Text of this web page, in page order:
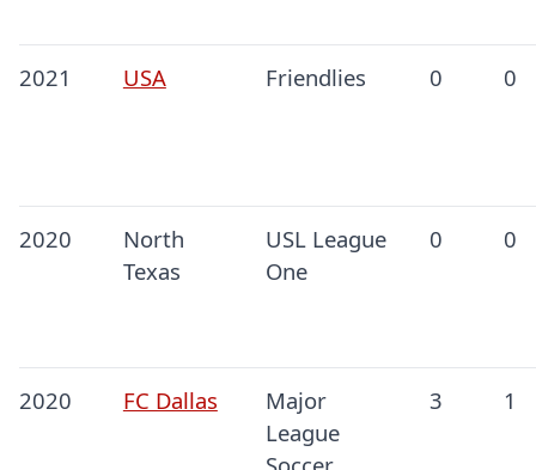
2021 USA Friendlies 0 0
2020
North
Texas
USL League
One
0 0
2020 FC Dallas
Major
League
3 1